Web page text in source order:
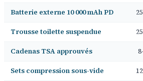
Batterie externe 10 000 mAh PD
Trousse toilette suspendue
Cadenas TSA approuvés
Sets compression sous-vide